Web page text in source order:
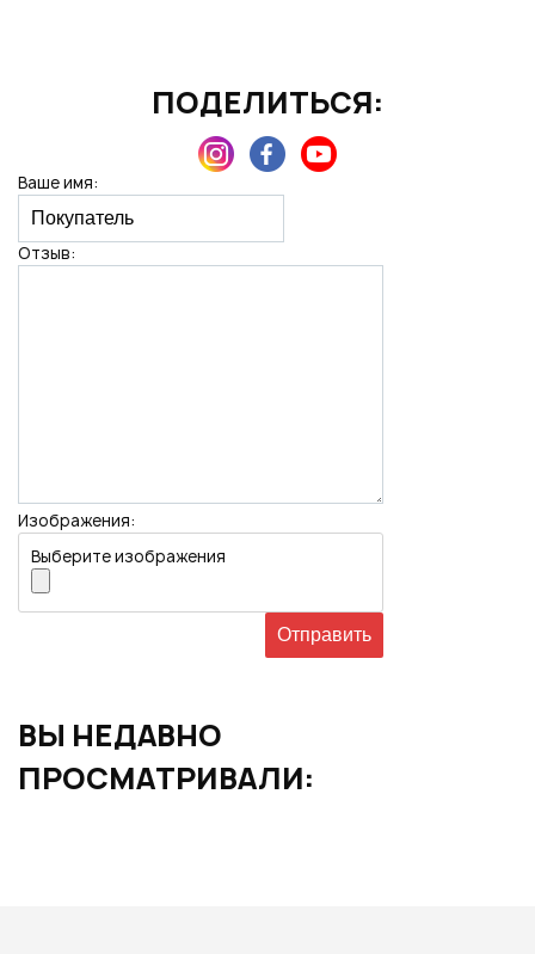
ПОДЕЛИТЬСЯ:
Ваше имя:
Отзыв:
Изображения:
Выберите изображения
Нажимая на кнопку "Отправить", вы даете согласие на обработку
ВЫ НЕДАВНО
ПРОСМАТРИВАЛИ: